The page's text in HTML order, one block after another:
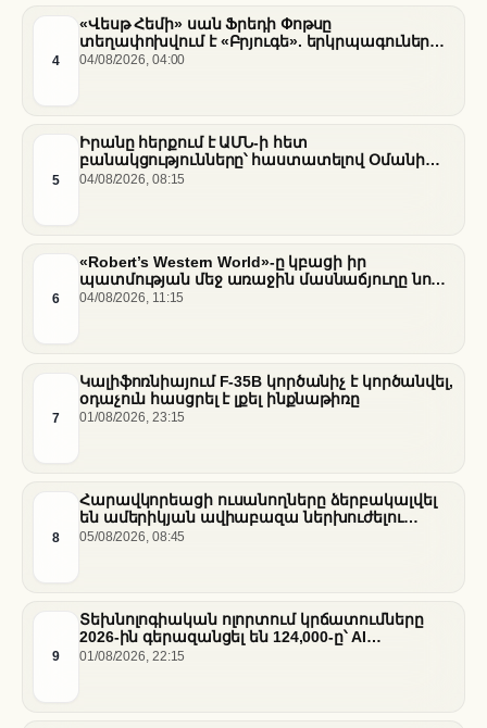
4
«Վեսթ Հեմի» սան Ֆրեդի Փոթսը
տեղափոխվում է «Բրյուգե». երկրպագուների
դժգոհությունը և ակումբի ռազմավարությունը
04/08/2026, 04:00
5
Իրանը հերքում է ԱՄՆ-ի հետ
բանակցությունները՝ հաստատելով Օմանի
միջնորդությամբ քննարկումները Հորմուզի
04/08/2026, 08:15
6
«Robert’s Western World»-ը կբացի իր
պատմության մեջ առաջին մասնաճյուղը նոր
«Nissan Stadium» մարզադաշտում
04/08/2026, 11:15
7
Կալիֆոռնիայում F-35B կործանիչ է կործանվել,
օդաչուն հասցրել է լքել ինքնաթիռը
01/08/2026, 23:15
8
Հարավկորեացի ուսանողները ձերբակալվել
են ամերիկյան ավիաբազա ներխուժելու
համար
05/08/2026, 08:45
9
Տեխնոլոգիական ոլորտում կրճատումները
2026-ին գերազանցել են 124,000-ը՝ AI
ենթակառուցվածքների վերաբաշխման ֆոնին
01/08/2026, 22:15